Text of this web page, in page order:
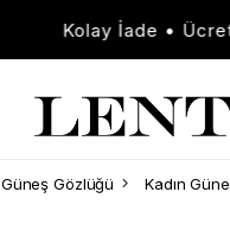
Kolay İade •
Güneş Gözlüğü Kadın